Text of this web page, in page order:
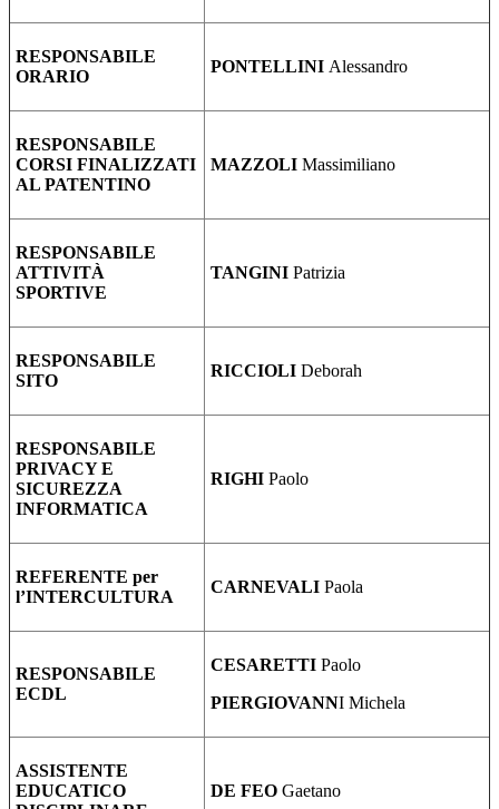
RESPONSABILE
ORARIO
PONTELLINI Alessandro
RESPONSABILE
CORSI FINALIZZATI
AL PATENTINO
MAZZOLI Massimiliano
RESPONSABILE
ATTIVITÀ
SPORTIVE
TANGINI Patrizia
RESPONSABILE
SITO
RICCIOLI Deborah
RESPONSABILE
PRIVACY E
SICUREZZA
INFORMATICA
RIGHI Paolo
REFERENTE per
l’INTERCULTURA
CARNEVALI Paola
RESPONSABILE
ECDL
CESARETTI Paolo
PIERGIOVANNI Michela
ASSISTENTE
EDUCATICO
DE FEO Gaetano